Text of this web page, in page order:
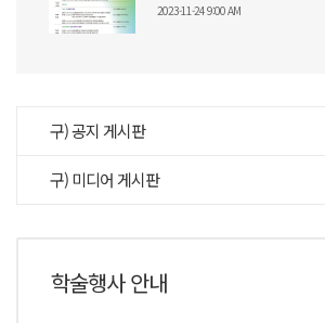
2023-11-24 9:00 AM
구) 공지 게시판
구) 미디어 게시판
학술행사 안내